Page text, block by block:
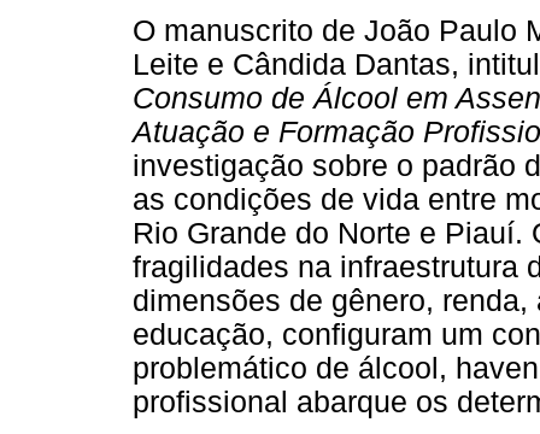
O manuscrito de João Paulo
Leite e Cândida Dantas,
Consumo de Álcool em
Atuação e Formação
investigação sobre o padrão
as condições de vida entre
Rio Grande do Norte e Piauí.
fragilidades na infraestrutura
dimensões de gênero,
educação, configuram um
problemático de álcool,
profissional abarque os